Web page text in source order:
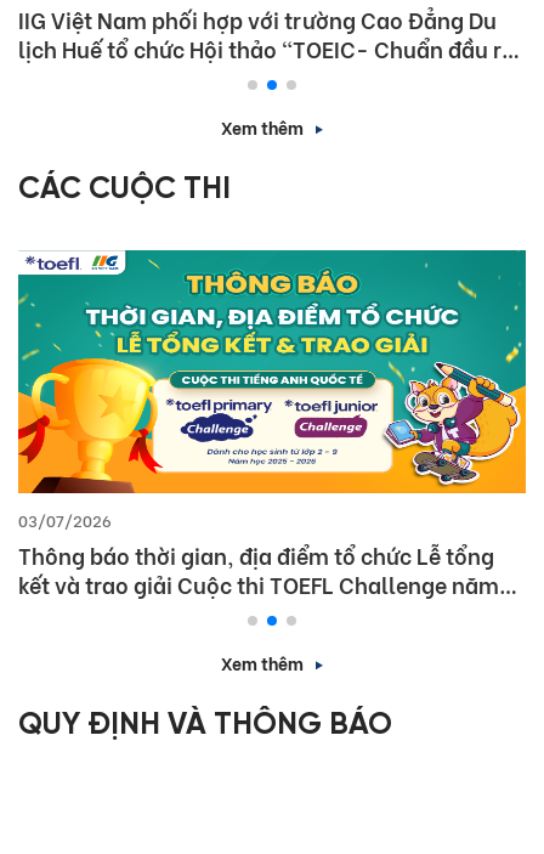
IIG Việt Nam phối hợp với trường Cao Đẳng Du
lịch Huế tổ chức Hội thảo “TOEIC- Chuẩn đầu ra
tiếng Anh- Bí Quyết chinh phục nhà tuyển dụng”
Xem thêm
CÁC CUỘC THI
03/07/2026
Thông báo thời gian, địa điểm tổ chức Lễ tổng
kết và trao giải Cuộc thi TOEFL Challenge năm
Xem thêm
QUY ĐỊNH VÀ THÔNG BÁO